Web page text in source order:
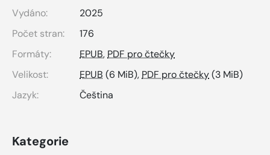
Vydáno:
2025
Počet stran:
176
Formáty:
EPUB, PDF pro čtečky
Velikost:
EPUB (6 MiB), PDF pro čtečky(3 MiB)
Jazyk:
Čeština
Kategorie